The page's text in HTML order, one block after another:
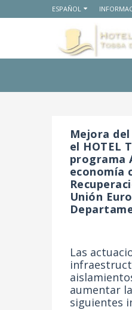
ESPAÑOL
Mejora
el HOTEL
programa
economía
Unión
Las
aumentar
siguientes